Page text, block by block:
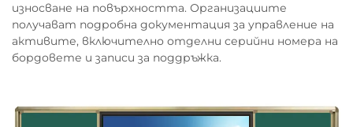
износване на повърхността. Организациите
получават подробна документация за управление на
активите, включително отделни серийни номера на
бордовете и записи за поддръжка.